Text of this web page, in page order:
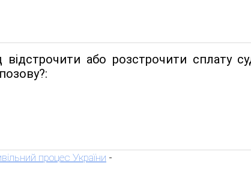
або розстрочити сплату
процес України -